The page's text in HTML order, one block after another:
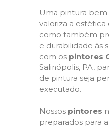
Uma pintura bem
valoriza a estética
como também
e durabilidade às
com os pintores
Salinópolis, PA,
de pintura seja
executado.
Nossos pintores
preparados para